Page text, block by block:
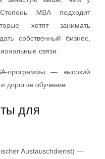
Степень МВА подходит
хотят занимать
собственный бизнес,
связи.
программы — высокий
дорогое обучение.
для
Austauschdienst) —